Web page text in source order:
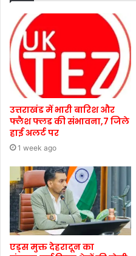
उत्तराखंड में भारी बारिश और
फ्लैश फ्लड की संभावना,7 जिले
हाई अलर्ट पर
1 week ago
एड्स मुक्त देहरादून का